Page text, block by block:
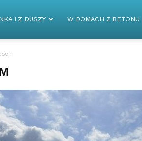
I Z DUSZY W DOMACH Z BETONU